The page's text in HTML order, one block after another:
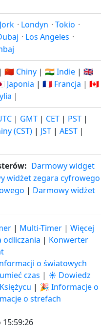
· Londyn · Tokio ·
· Los Angeles ·
| 🇨🇳 Chiny | 🇮🇳 Indie | 🇬🇧
Japonia | 🇫🇷 Francja | 🇨🇦
|
| GMT | CET | PST |
(CST) | JST | AEST |
Darmowy widget
widżet zegara cyfrowego
| Darmowy widżet
| Multi-Timer | Więcej
odliczania | Konwerter
o światowych
czas | ☀️ Dowiedz
| 🎉 Informacje o
o strefach
15:59:26